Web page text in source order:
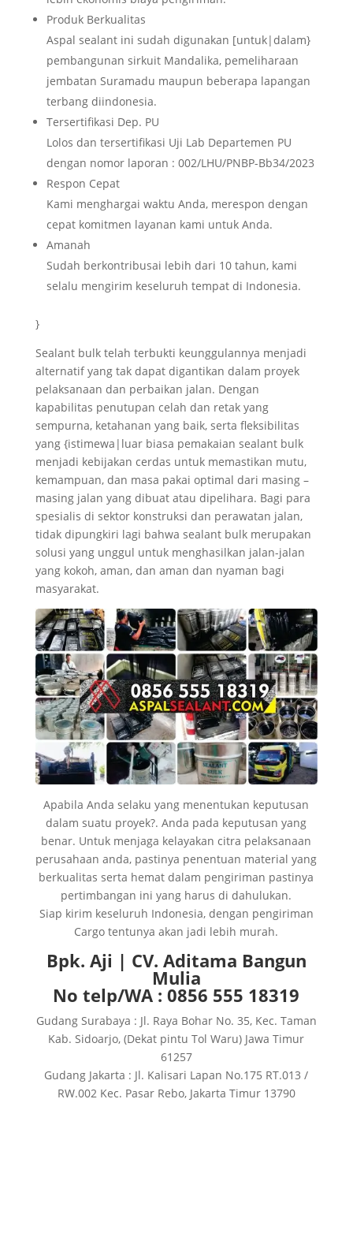
Produk Berkualitas
Aspal sealant ini sudah digunakan [untuk|dalam}
pembangunan sirkuit Mandalika, pemeliharaan
jembatan Suramadu maupun beberapa lapangan
terbang diindonesia.
Tersertifikasi Dep. PU
Lolos dan tersertifikasi Uji Lab Departemen PU
dengan nomor laporan : 002/LHU/PNBP-Bb34/2023
Respon Cepat
Kami menghargai waktu Anda, merespon dengan
cepat komitmen layanan kami untuk Anda.
Amanah
Sudah berkontribusai lebih dari 10 tahun, kami
selalu mengirim keseluruh tempat di Indonesia.
}
Sealant bulk telah terbukti keunggulannya menjadi
alternatif yang tak dapat digantikan dalam proyek
pelaksanaan dan perbaikan jalan. Dengan
kapabilitas penutupan celah dan retak yang
sempurna, ketahanan yang baik, serta fleksibilitas
yang {istimewa|luar biasa pemakaian sealant bulk
menjadi kebijakan cerdas untuk memastikan mutu,
kemampuan, dan masa pakai optimal dari masing –
masing jalan yang dibuat atau dipelihara. Bagi para
spesialis di sektor konstruksi dan perawatan jalan,
tidak dipungkiri lagi bahwa sealant bulk merupakan
solusi yang unggul untuk menghasilkan jalan-jalan
yang kokoh, aman, dan aman dan nyaman bagi
masyarakat.
Apabila Anda selaku yang menentukan keputusan
dalam suatu proyek?. Anda pada keputusan yang
benar. Untuk menjaga kelayakan citra pelaksanaan
perusahaan anda, pastinya penentuan material yang
berkualitas serta hemat dalam pengiriman pastinya
pertimbangan ini yang harus di dahulukan.
Siap kirim keseluruh Indonesia, dengan pengiriman
Cargo tentunya akan jadi lebih murah.
Bpk. Aji | CV. Aditama Bangun
Mulia
No telp/WA : 0856 555 18319
Gudang Surabaya : Jl. Raya Bohar No. 35, Kec. Taman
Kab. Sidoarjo, (Dekat pintu Tol Waru) Jawa Timur
61257
Gudang Jakarta : Jl. Kalisari Lapan No.175 RT.013 /
RW.002 Kec. Pasar Rebo, Jakarta Timur 13790